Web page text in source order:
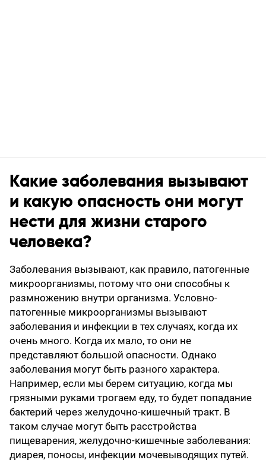
Какие заболевания вызывают
и какую опасность они могут
нести для жизни старого
человека?
Заболевания вызывают, как правило, патогенные
микроорганизмы, потому что они способны к
размножению внутри организма. Условно-
патогенные микроорганизмы вызывают
заболевания и инфекции в тех случаях, когда их
очень много. Когда их мало, то они не
представляют большой опасности. Однако
заболевания могут быть разного характера.
Например, если мы берем ситуацию, когда мы
грязными руками трогаем еду, то будет попадание
бактерий через желудочно-кишечный тракт. В
таком случае могут быть расстройства
пищеварения, желудочно-кишечные заболевания:
диарея, поносы, инфекции мочевыводящих путей.